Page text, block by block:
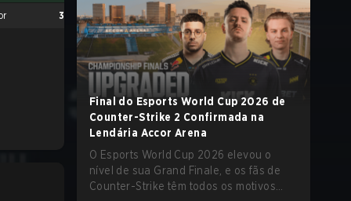
3
Final do Esports World Cup 2026 de
Counter-Strike 2 Confirmada na
Lendária Accor Arena
O Esports World Cup 2026 elevou o
nível de sua Grand Finale, e os fãs de
Counter-Strike têm todos os motivos